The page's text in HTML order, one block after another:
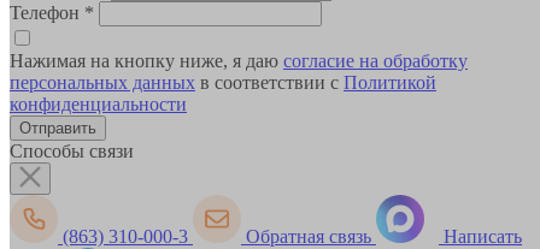
Телефон *
Нажимая на кнопку ниже, я даю согласие на обработку
персональных данных в соответствии с Политикой
конфиденциальности
Способы связи
(863) 310-000-3 Обратная связь Написать